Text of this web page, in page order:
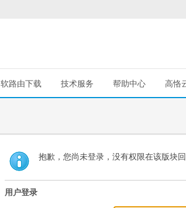
软路由下载 技术服务 帮助中心 高恪
抱歉，您尚未登录，没有权限在该版块
用户登录